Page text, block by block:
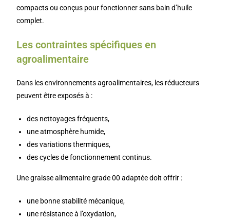
compacts ou conçus pour fonctionner sans bain d’huile
complet.
Les contraintes spécifiques en
agroalimentaire
Dans les environnements agroalimentaires, les réducteurs
peuvent être exposés à :
des nettoyages fréquents,
une atmosphère humide,
des variations thermiques,
des cycles de fonctionnement continus.
Une graisse alimentaire grade 00 adaptée doit offrir :
une bonne stabilité mécanique,
une résistance à l’oxydation,